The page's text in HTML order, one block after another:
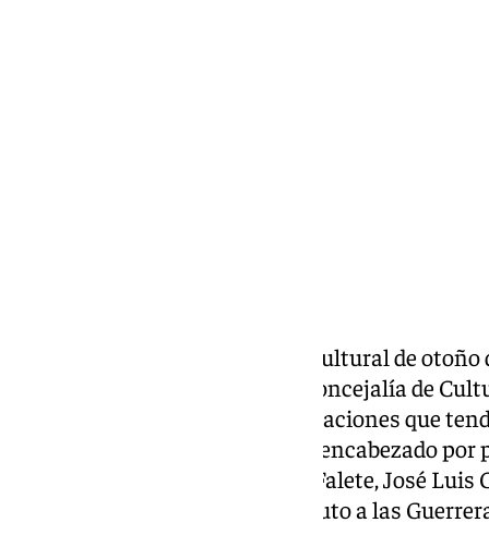
Ya se conoce la programación cultural de
Ayuntamiento, a través de su Concejalía de
presentado las principales actuaciones que
Municipal Villa de Torrox. Está encabezado
espectáculos y actuaciones de Falete, José Luis
Fantasma de la Ópera’ y un tributo a las